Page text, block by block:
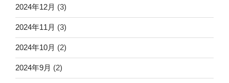
2024年12月 (3)
2024年11月 (3)
2024年10月 (2)
2024年9月 (2)